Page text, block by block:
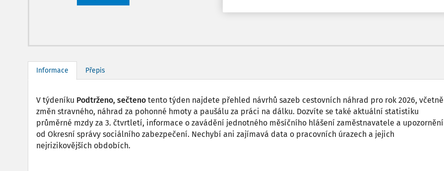
Informace Přepis
V týdeníku Podtrženo, sečteno tento týden najdete přehled návrhů sazeb cestovních náhrad pro rok 2026, včetně
změn stravného, náhrad za pohonné hmoty a paušálu za práci na dálku. Dozvíte se také aktuální statistiku
průměrné mzdy za 3. čtvrtletí, informace o zavádění jednotného měsíčního hlášení zaměstnavatele a upozornění
od Okresní správy sociálního zabezpečení. Nechybí ani zajímavá data o pracovních úrazech a jejich
nejrizikovějších obdobích.